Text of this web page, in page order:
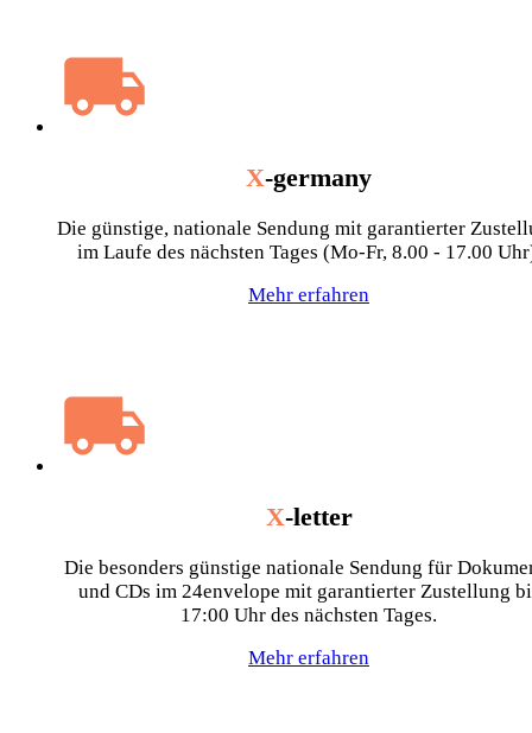
X-germany
Die günstige, nationale Sendung mit garantierter
im Laufe des nächsten Tages (Mo-Fr, 8.00 - 17.00
Mehr erfahren
X-letter
Die besonders günstige nationale Sendung für
und CDs im 24envelope mit garantierter Zustellung
17:00 Uhr des nächsten Tages.
Mehr erfahren